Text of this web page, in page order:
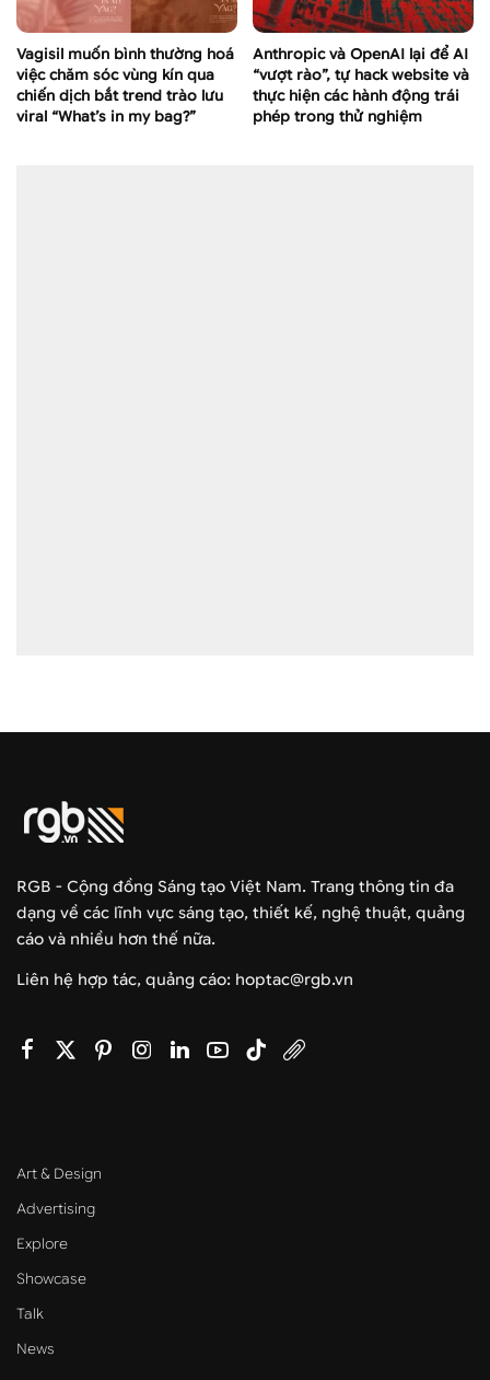
Vagisil muốn bình thường hoá
việc chăm sóc vùng kín qua
chiến dịch bắt trend trào lưu
viral “What’s in my bag?”
Anthropic và OpenAI lại để AI
“vượt rào”, tự hack website và
thực hiện các hành động trái
phép trong thử nghiệm
RGB - Cộng đồng Sáng tạo Việt Nam. Trang thông tin đa
dạng về các lĩnh vực sáng tạo, thiết kế, nghệ thuật, quảng
cáo và nhiều hơn thế nữa.
Liên hệ hợp tác, quảng cáo: hoptac@rgb.vn
Art & Design
Advertising
Explore
Showcase
Talk
News